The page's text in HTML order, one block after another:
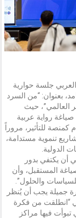
جلسة حوارية
بعنوان: “من السرد
العالمي”، حيث
رواية عربية
كمنصة للتأثير، مروراً
تنموية مستدامة،
الدولية.
أن يكتفي بدور
المستقبل، وأن
والحلول”.
جميلة يجب أن يُنظر
“انطلقت من فكرة
فيها مراكز